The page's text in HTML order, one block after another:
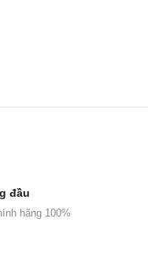
đầu
hãng 100%